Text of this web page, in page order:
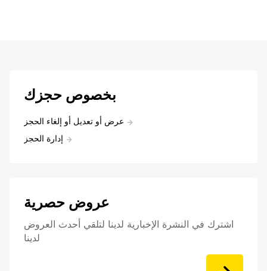
بخصوص حجزك
عرض أو تعديل أو إلغاء الحجز
إدارة الحجز
عروض حصرية
اشترك في النشرة الإخبارية لدينا لتلقي أحدث العروض
لدينا